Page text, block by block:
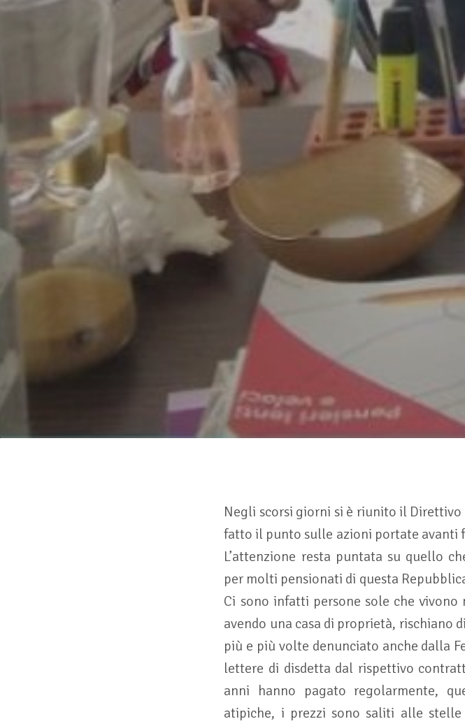
Negli scorsi giorni si è riunito il Direttivo
fatto il punto sulle azioni portate avanti
L’attenzione resta puntata su quello
per molti pensionati di questa
Ci sono infatti persone sole che vivono
avendo una casa di proprietà, rischiano
più e più volte denunciato anche dalla
lettere di disdetta dal rispettivo
anni hanno pagato regolarmente,
atipiche, i prezzi sono saliti alle